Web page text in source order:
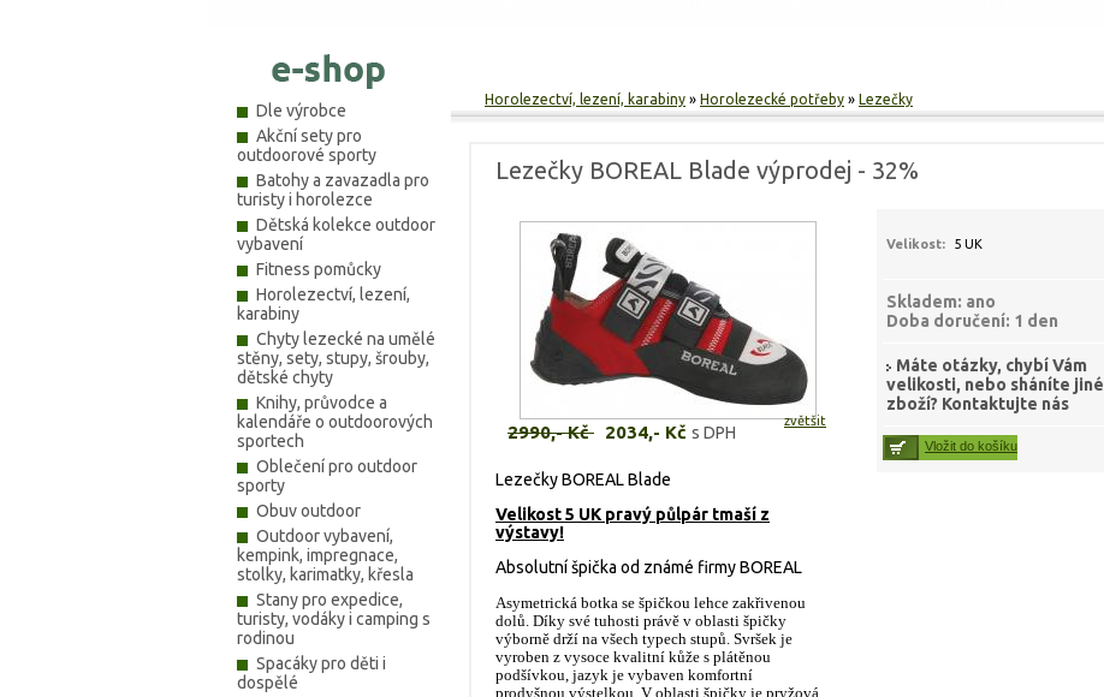
Dle výrobce
Akční sety pro
outdoorové sporty
Batohy a zavazadla pro
turisty i horolezce
Dětská kolekce outdoor
vybavení
Fitness pomůcky
Horolezectví, lezení,
karabiny
Chyty lezecké na umělé
stěny, sety, stupy, šrouby,
dětské chyty
Knihy, průvodce a
kalendáře o outdoorových
sportech
Oblečení pro outdoor
sporty
Obuv outdoor
Outdoor vybavení,
kempink, impregnace,
stolky, karimatky, křesla
Stany pro expedice,
turisty, vodáky i camping s
rodinou
Spacáky pro děti i
dospělé
Horolezectví, lezení, karabiny » Horolezecké potřeby » Lezečky
Lezečky BOREAL Blade výprodej - 32%
zvětšit
2990,- Kč 2034,- Kč s DPH
Lezečky BOREAL Blade
Velikost 5 UK pravý půlpár tmaší z
výstavy!
Absolutní špička od známé firmy BOREAL
Asymetrická botka se špičkou lehce zakřivenou
dolů. Díky své tuhosti právě v oblasti špičky
výborně drží na všech typech stupů. Svršek je
vyroben z vysoce kvalitní kůže s plátěnou
podšívkou, jazyk je vybaven komfortní
prodyšnou výstelkou. V oblasti špičky je pryžová
Velikost: 5 UK
Skladem: ano
Doba doručení: 1 den
Máte otázky, chybí Vám
velikosti, nebo sháníte jiné
zboží? Kontaktujte nás
Vložit do košíku